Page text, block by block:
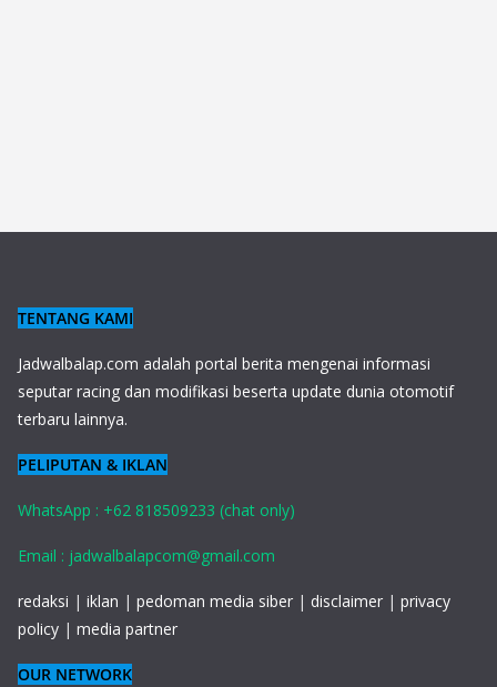
TENTANG KAMI
Jadwalbalap.com adalah portal berita mengenai informasi
seputar racing dan modifikasi beserta update dunia otomotif
terbaru lainnya.
PELIPUTAN & IKLAN
WhatsApp : +62 818509233 (chat only)
Email : jadwalbalapcom@gmail.com
redaksi | iklan | pedoman media siber | disclaimer | privacy
policy | media partner
OUR NETWORK